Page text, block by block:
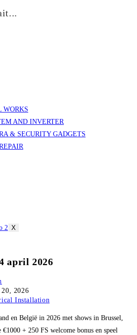
WORKS
AND INVERTER
& SECURITY GADGETS
X
april 2026
2026
Installation
en België in 2026 met shows in Brussel,
+ 250 FS welcome bonus en speel